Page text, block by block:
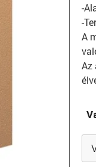
-
-
A
Az